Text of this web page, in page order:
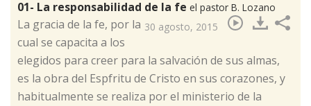
01- La responsabilidad de la fe el pastor B. Lozano
30 agosto, 2015
​La gracia de la fe, por la
cual se capacita a los
elegidos para creer para la salvación de sus almas,
es la obra del Espfritu de Cristo en sus corazones, y
habitualmente se realiza por el ministerio de la